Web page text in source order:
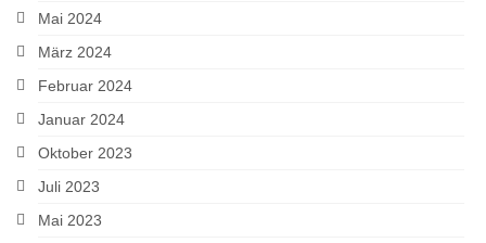
Mai 2024
März 2024
Februar 2024
Januar 2024
Oktober 2023
Juli 2023
Mai 2023